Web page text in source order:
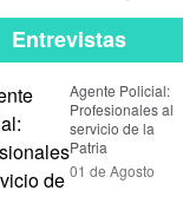
Entrevistas
Agente Policial:
Profesionales al
servicio de la
Patria
01 de Agosto